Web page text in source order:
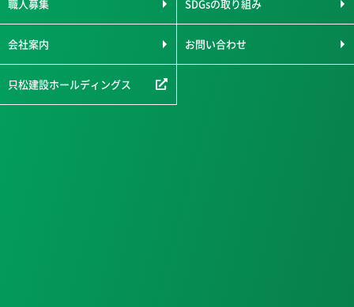
職人募集 SDGsの取り組み
会社案内 お問い合わせ
只松建設ホールディングス